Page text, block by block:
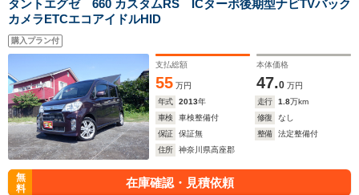
タントエグゼ 660 カスタムRS ICターボ後期型ナビTVバック
カメラETCエコアイドルHID
購入プラン付
支払総額
55 万円
本体価格
47.0 万円
年式
2013年 走行 1.8万km
車検
車検整備付 修復
なし
保証
保証無 整備
法定整備付
住所
神奈川県高座郡
無
料
在庫確認・見積依頼